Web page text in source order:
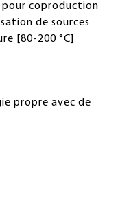
pour coproduction
de sources
[80-200 °C]
propre avec de